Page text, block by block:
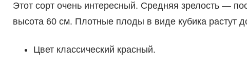
Этот сорт очень интересный. Средняя зрелость —
высота 60 см. Плотные плоды в виде кубика растут
Цвет классический красный.